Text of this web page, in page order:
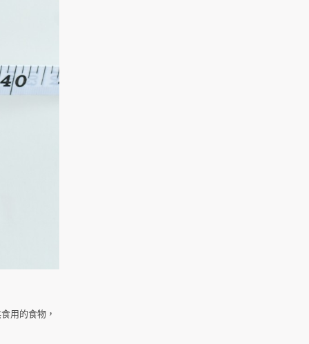
用的食物，